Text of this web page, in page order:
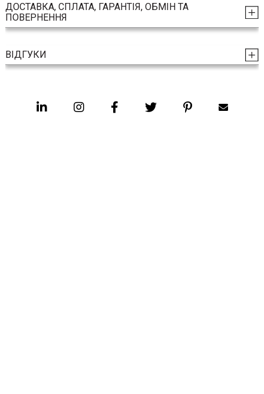
ДОСТАВКА, СПЛАТА, ГАРАНТІЯ, ОБМІН ТА
ПОВЕРНЕННЯ
ВІДГУКИ